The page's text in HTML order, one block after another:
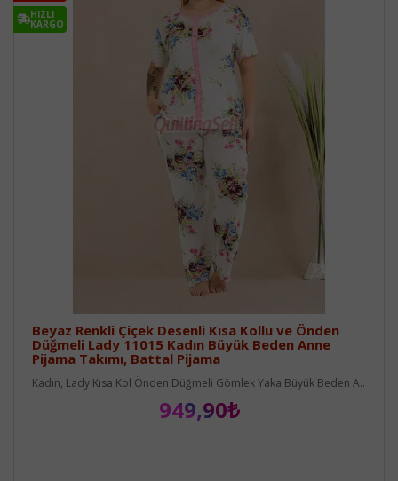
HIZLI
KARGO
Beyaz Renkli Çiçek Desenli Kısa Kollu ve Önden
Düğmeli Lady 11015 Kadın Büyük Beden Anne
Pijama Takımı, Battal Pijama
Kadın, Lady Kısa Kol Önden Düğmeli Gömlek Yaka Büyük Beden A..
949,90₺